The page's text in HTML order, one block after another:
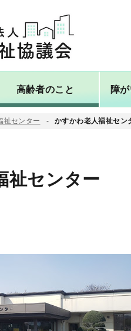
高齢者のこと 障
祉センター かすかわ老人福祉セン
祉センター